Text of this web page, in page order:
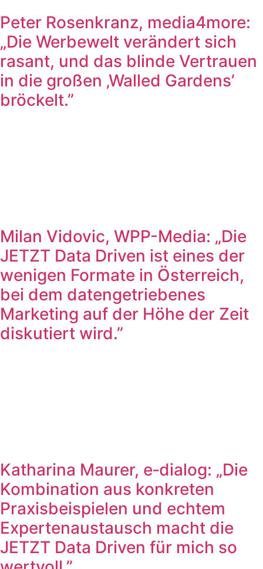
Peter Rosenkranz, media4more:
„Die Werbewelt verändert sich
rasant, und das blinde Vertrauen
in die großen ‚Walled Gardens’
bröckelt.”
Milan Vidovic, WPP-Media: „Die
JETZT Data Driven ist eines der
wenigen Formate in Österreich,
bei dem datengetriebenes
Marketing auf der Höhe der Zeit
diskutiert wird.”
Katharina Maurer, e‑dialog: „Die
Kombination aus konkreten
Praxisbeispielen und echtem
Expertenaustausch macht die
JETZT Data Driven für mich so